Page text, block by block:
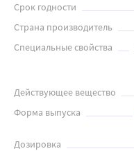
Срок годности
Страна производитель
Специальные свойства
Действующее вещество
Форма выпуска
Дозировка